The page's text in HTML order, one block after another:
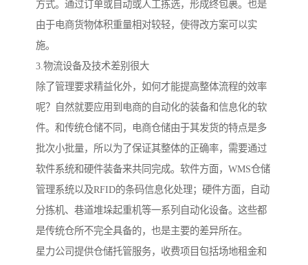
方式。通过订单或自动或人工拣选，形成终包裹。也是
由于电商货物体积重量相对较轻，使得改方案可以实
施。
3.物流设备及技术差别很大
除了管理要求精益化外，如何才能提高整体流程的效率
呢？自然就要应用到电商的自动化的装备和信息化的软
件。和传统仓储不同，电商仓储由于其发货的特点是多
批次小批量，所以为了保证其整体的正确率，需要通过
软件系统和硬件装备来共同完成。软件方面，WMS仓储
管理系统以及RFID的条码信息化处理；硬件方面，自动
分拣机、巷道堆垛起重机等一系列自动化设备。这些都
是传统仓所不完全具备的，也是主要的差异所在。
星力公司提供仓储托管服务，收费项目包括场地租金和